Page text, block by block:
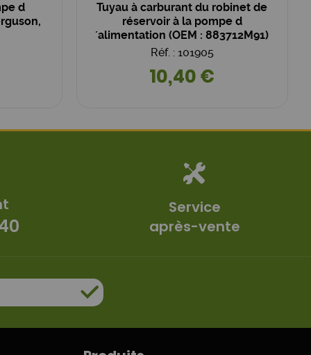
d
Tuyau à carburant du robinet de
réservoir à la pompe d
´alimentation (OEM : 883712M91)
Réf. : 101905
10,40 €
Service
après-vente